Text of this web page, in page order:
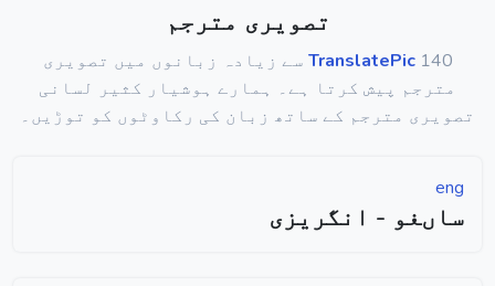
تصویری مترجم
TranslatePic 140 سے زیادہ زبانوں میں تصویری
مترجم پیش کرتا ہے۔ ہمارے ہوشیار کثیر لسانی
تصویری مترجم کے ساتھ زبان کی رکاوٹوں کو توڑیں۔
eng
ساںغو - انگریزی